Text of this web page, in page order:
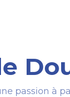
passion à